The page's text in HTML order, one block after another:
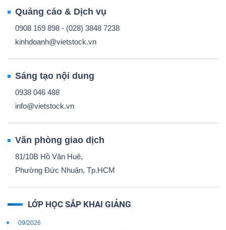
Quảng cáo & Dịch vụ
0908 169 898 - (028) 3848 7238
kinhdoanh@vietstock.vn
Sáng tạo nội dung
0938 046 488
info@vietstock.vn
Văn phòng giao dịch
81/10B Hồ Văn Huê,
Phường Đức Nhuận, Tp.HCM
LỚP HỌC SẮP KHAI GIẢNG
09/2026